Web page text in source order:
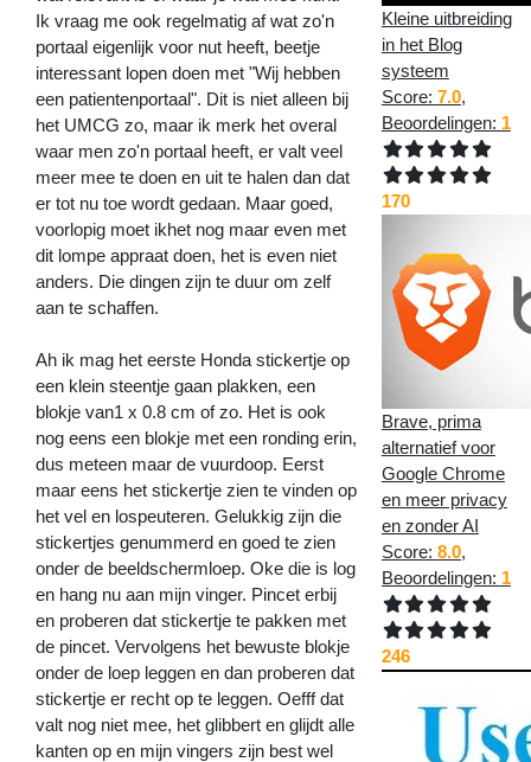
Ik vraag me ook regelmatig af wat zo'n
portaal eigenlijk voor nut heeft, beetje
interessant lopen doen met "Wij hebben
een patientenportaal". Dit is niet alleen bij
het UMCG zo, maar ik merk het overal
waar men zo'n portaal heeft, er valt veel
meer mee te doen en uit te halen dan dat
er tot nu toe wordt gedaan. Maar goed,
voorlopig moet ikhet nog maar even met
dit lompe appraat doen, het is even niet
anders. Die dingen zijn te duur om zelf
aan te schaffen.
Ah ik mag het eerste Honda stickertje op
een klein steentje gaan plakken, een
blokje van1 x 0.8 cm of zo. Het is ook
nog eens een blokje met een ronding erin,
dus meteen maar de vuurdoop. Eerst
maar eens het stickertje zien te vinden op
het vel en lospeuteren. Gelukkig zijn die
stickertjes genummerd en goed te zien
onder de beeldschermloep. Oke die is log
en hang nu aan mijn vinger. Pincet erbij
en proberen dat stickertje te pakken met
de pincet. Vervolgens het bewuste blokje
onder de loep leggen en dan proberen dat
stickertje er recht op te leggen. Oefff dat
valt nog niet mee, het glibbert en glijdt alle
kanten op en mijn vingers zijn best wel
Kleine uitbreiding
in het Blog
systeem
Score: 7.0,
Beoordelingen: 1
170
Brave, prima
alternatief voor
Google Chrome
en meer privacy
en zonder AI
Score: 8.0,
Beoordelingen: 1
246